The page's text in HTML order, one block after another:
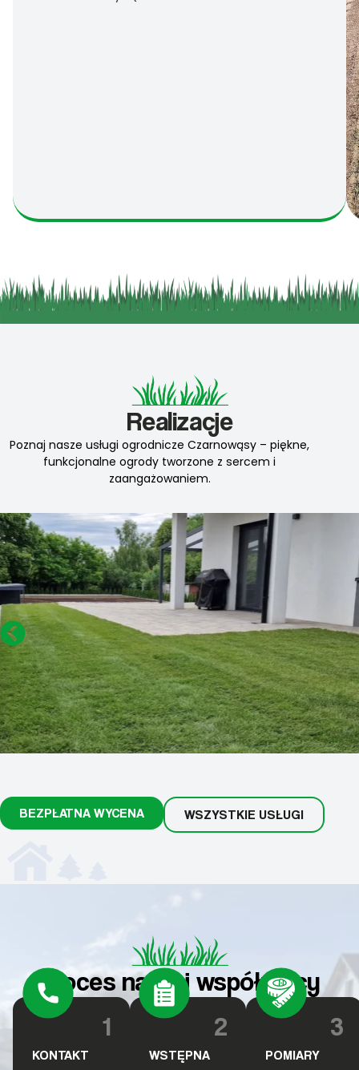
Realizacje
Poznaj nasze usługi ogrodnicze Czarnowąsy – piękne,
funkcjonalne ogrody tworzone z sercem i
zaangażowaniem.
BEZPŁATNA WYCENA WSZYSTKIE USŁUGI
Proces naszej współpracy
1
KONTAKT
2
WSTĘPNA
3
POMIARY